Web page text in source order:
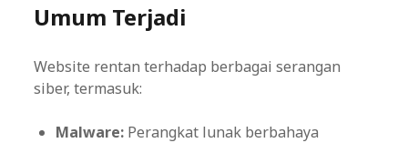
Umum Terjadi
Website rentan terhadap berbagai serangan
siber, termasuk:
Malware: Perangkat lunak berbahaya